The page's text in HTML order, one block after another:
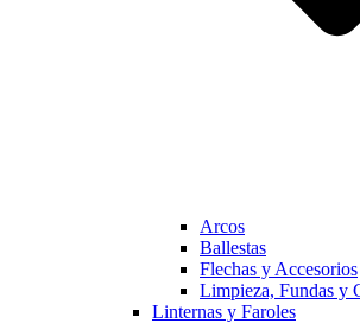
Arcos
Ballestas
Flechas y Accesorios
Limpieza, Fundas y
Linternas y Faroles